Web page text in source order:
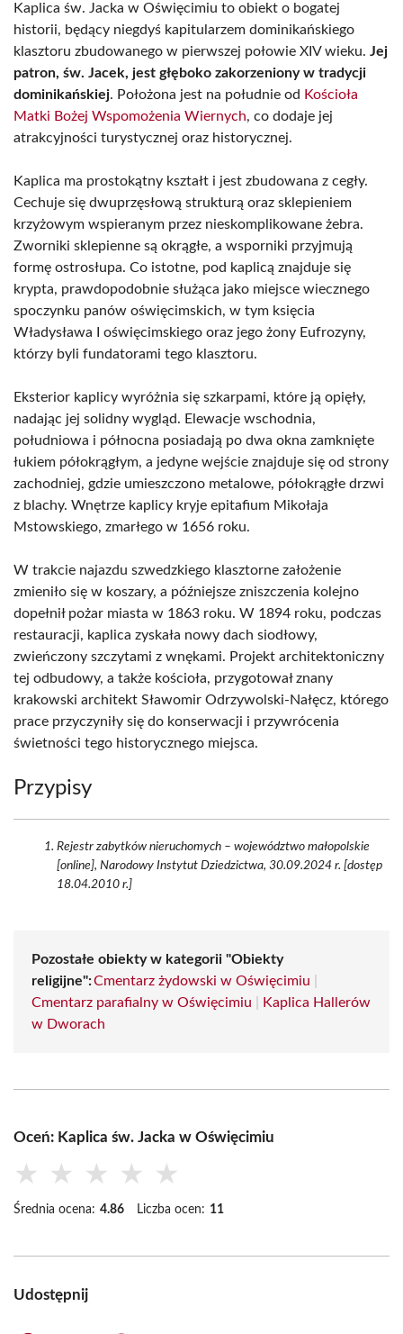
Kaplica św. Jacka w Oświęcimiu to obiekt o bogatej
historii, będący niegdyś kapitularzem dominikańskiego
klasztoru zbudowanego w pierwszej połowie XIV wieku. Jej
patron, św. Jacek, jest głęboko zakorzeniony w tradycji
dominikańskiej. Położona jest na południe od Kościoła
Matki Bożej Wspomożenia Wiernych, co dodaje jej
atrakcyjności turystycznej oraz historycznej.
Kaplica ma prostokątny kształt i jest zbudowana z cegły.
Cechuje się dwuprzęsłową strukturą oraz sklepieniem
krzyżowym wspieranym przez nieskomplikowane żebra.
Zworniki sklepienne są okrągłe, a wsporniki przyjmują
formę ostrosłupa. Co istotne, pod kaplicą znajduje się
krypta, prawdopodobnie służąca jako miejsce wiecznego
spoczynku panów oświęcimskich, w tym księcia
Władysława I oświęcimskiego oraz jego żony Eufrozyny,
którzy byli fundatorami tego klasztoru.
Eksterior kaplicy wyróżnia się szkarpami, które ją opięły,
nadając jej solidny wygląd. Elewacje wschodnia,
południowa i północna posiadają po dwa okna zamknięte
łukiem półokrągłym, a jedyne wejście znajduje się od strony
zachodniej, gdzie umieszczono metalowe, półokrągłe drzwi
z blachy. Wnętrze kaplicy kryje epitafium Mikołaja
Mstowskiego, zmarłego w 1656 roku.
W trakcie najazdu szwedzkiego klasztorne założenie
zmieniło się w koszary, a późniejsze zniszczenia kolejno
dopełnił pożar miasta w 1863 roku. W 1894 roku, podczas
restauracji, kaplica zyskała nowy dach siodłowy,
zwieńczony szczytami z wnękami. Projekt architektoniczny
tej odbudowy, a także kościoła, przygotował znany
krakowski architekt Sławomir Odrzywolski-Nałęcz, którego
prace przyczyniły się do konserwacji i przywrócenia
świetności tego historycznego miejsca.
Przypisy
Rejestr zabytków nieruchomych – województwo małopolskie
[online], Narodowy Instytut Dziedzictwa, 30.09.2024 r. [dostęp
18.04.2010 r.]
Pozostałe obiekty w kategorii "Obiekty
religijne":Cmentarz żydowski w Oświęcimiu
Cmentarz parafialny w Oświęcimiu
Kaplica Hallerów
w Dworach
Oceń: Kaplica św. Jacka w Oświęcimiu
★ ★ ★ ★ ★
Średnia ocena: 4.86 Liczba ocen: 11
Udostępnij